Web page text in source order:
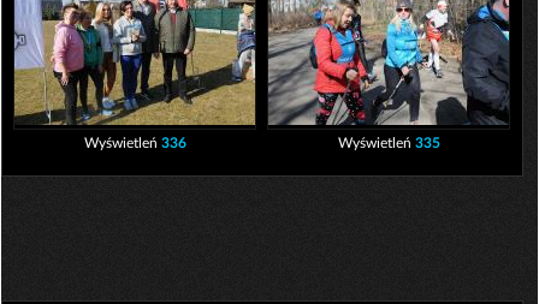
Wyświetleń 336 Wyświetleń 335